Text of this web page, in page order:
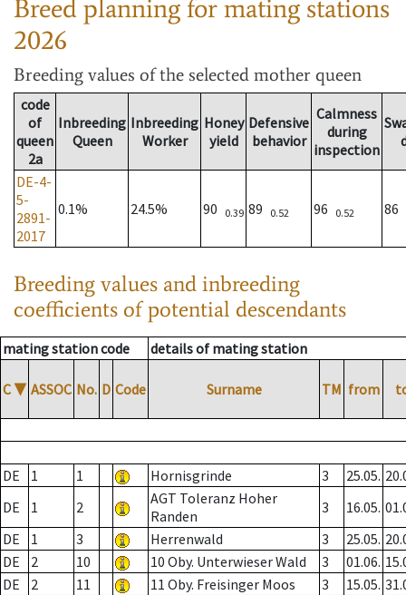
Breed planning for mating stations
2026
Breeding values of the selected mother queen
code
of
queen
2a
Inbreeding
Queen
Inbreeding
Worker
Honey
yield
Defensive
behavior
Calmness
during
inspection
DE-4-
5-
2891-
2017
0.1% 24.5% 90 0.39 89 0.52 96 0.52 86
Breeding values and inbreeding
coefficients of potential descendants
mating station code details of mating station
C ▼ ASSOC No. D Code Surname TM from
DE 1 1 Hornisgrinde 3 25.05.
DE
1 2
AGT Toleranz Hoher
Randen
3 16.05.
DE
1 3 Herrenwald 3 25.05.
DE
2 10 10 Oby. Unterwieser Wald 3 01.06.
DE
2 11 11 Oby. Freisinger Moos 3 15.05.